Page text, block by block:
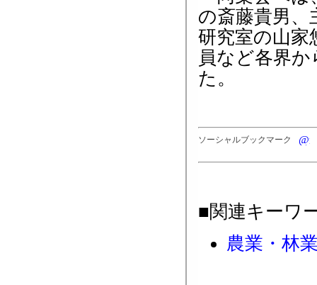
の斎藤貴男、
研究室の山家
員など各界
た。
ソーシャルブックマーク
■関連キーワ
農業・林